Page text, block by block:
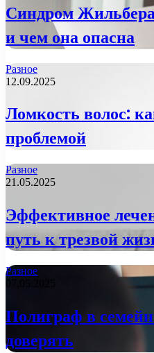
Синдром
и чем она опасна
Разное
12.09.2025
Ломкость волос:
проблемой
Разное
21.05.2025
Эффективное
путь к трезвой
Разное
07.05.2025
Полиграф в
доверять